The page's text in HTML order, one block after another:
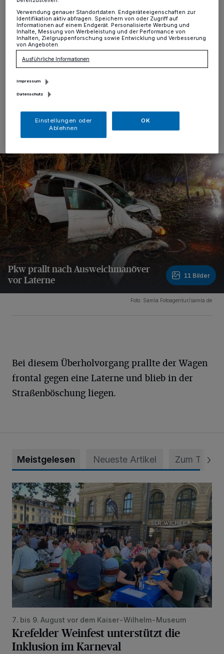
Krefeld·Auf dem Europaring kam es in Fahrtrichtung
Autobahnauffahrt am Mittwochabend zu einem
Verkehrsunfall. Ein Pkw wollte vor einem Tankwagen
wieder auf die rechte Fahrspur fahren und hat dabei die
Entfernung falsch eingeschätzt.
Pkw prallt nach Ausweichmanöver
vor Laterne
11 Bilder
Foto: Samla Fotoagentur/samla.de
Bei diesem Überholvorgang prallte der Wagen
frontal gegen eine Laterne und blieb in der
Straßenböschung liegen.
Meistgelesen Neueste Artikel Zum Thema
Krefelder Weinfest unterstützt die Inklusion im Karneval
7. bis 9. August vor dem Kaiser-Wilhelm-Museum
Krefelder Weinfest unterstützt die
Inklusion im Karneval
Verwendung genauer Standortdaten. Endgeräteeigenschaften zur
Identifikation aktiv abfragen. Speichern von oder Zugriff auf
Informationen auf einem Endgerät. Personalisierte Werbung und
Inhalte, Messung von Werbeleistung und der Performance von
Inhalten, Zielgruppenforschung sowie Entwicklung und Verbesserung
von Angeboten.
Ausführliche Informationen
Impressum
Datenschutz
Einstellungen oder
Ablehnen
OK